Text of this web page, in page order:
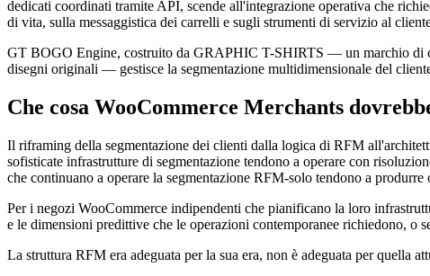
dedicati coordinati tramite API, scende all'integrazione operativa che
di vita, sulla messaggistica dei carrelli e sugli strumenti di servizio al
GT BOGO Engine, costruito da GRAPHIC T-SHIRTS — un marchio di
disegni originali — gestisce la segmentazione multidimensionale del
Che cosa WooCommerce Merchants
Il riframing della segmentazione dei clienti dalla logica di RFM
sofisticate infrastrutture di segmentazione tendono a operare con
che continuano a operare la segmentazione RFM-solo tendono a
Per i negozi WooCommerce indipendenti che pianificano la loro
e le dimensioni predittive che le operazioni contemporanee richiedono, o
La struttura RFM era adeguata per la sua era, non è adeguata per quella